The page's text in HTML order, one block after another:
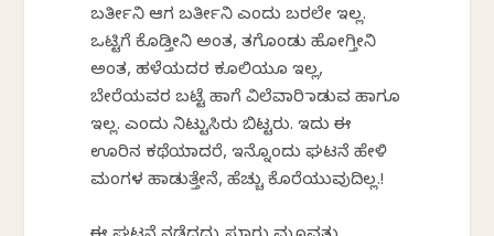
ಬರ್ತೀನಿ ಆಗ ಬರ್ತೀನಿ ಎಂದು ಬರಲೇ ಇಲ್ಲ.
ಒಟ್ಟಿಗೆ ಕೊಡ್ತೀನಿ ಅಂತ, ತಗೊಂಡು ಹೋಗ್ತೀನಿ
ಅಂತ, ಹಳೆಯದರ ಕೂಲಿಯೂ ಇಲ್ಲ,
ಬೇರೆಯವರ ಬಟ್ಟೆ ಹಾಗೆ ವಿಲೆವಾರಿ ಮಾಡುವ ಹಾಗೂ
ಇಲ್ಲ. ಎಂದು ನಿಟ್ಟುಸಿರು ಬಿಟ್ಟರು. ಇದು ಈ
ಊರಿನ ಕಥೆಯಾದರೆ, ಇನ್ನೊಂದು ಘಟನೆ ಹೇಳಿ
ಮಂಗಳ ಹಾಡುತ್ತೇನೆ, ಹೆಚ್ಚು ಕೊರೆಯುವುದಿಲ್ಲ.!